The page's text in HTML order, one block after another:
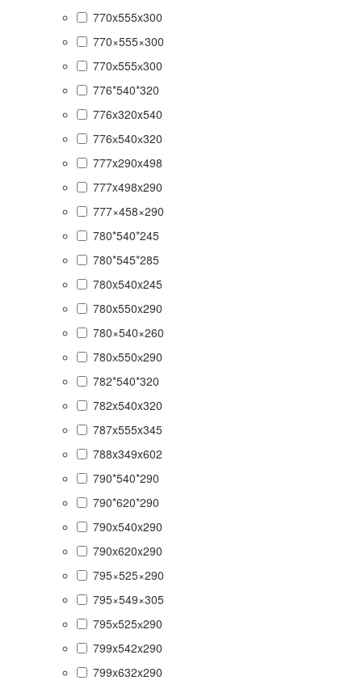
770x555x300
770×555×300
770х555х300
776*540*320
776x320x540
776х540х320
777x290x498
777x498x290
777×458×290
780*540*245
780*545*285
780x540x245
780x550x290
780×540×260
780х550х290
782*540*320
782x540x320
787x555x345
788x349x602
790*540*290
790*620*290
790x540x290
790x620x290
795×525×290
795×549×305
795х525х290
799x542x290
799x632x290